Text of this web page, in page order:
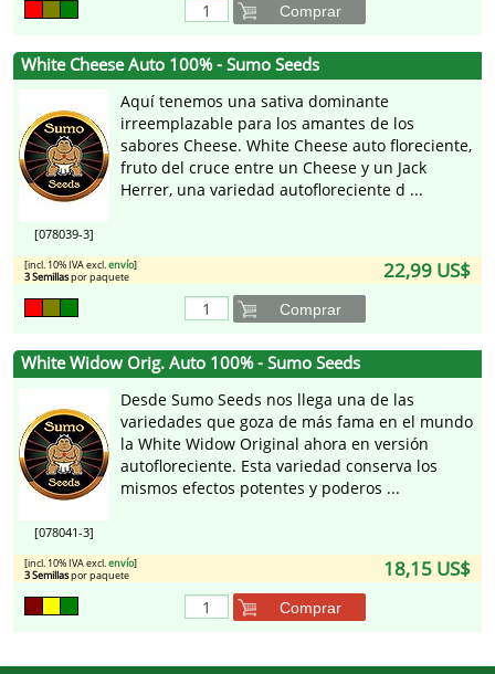
Comprar
White Cheese Auto 100% - Sumo Seeds
[078039-3]
Aquí tenemos una sativa dominante
irreemplazable para los amantes de los
sabores Cheese. White Cheese auto floreciente,
fruto del cruce entre un Cheese y un Jack
Herrer, una variedad autofloreciente d ...
22,99 US$
[incl. 10% IVA excl.envío]
3 Semillaspor paquete
Comprar
White Widow Orig. Auto 100% - Sumo Seeds
[078041-3]
Desde Sumo Seeds nos llega una de las
variedades que goza de más fama en el mundo
la White Widow Original ahora en versión
autofloreciente. Esta variedad conserva los
mismos efectos potentes y poderos ...
18,15 US$
[incl. 10% IVA excl.envío]
3 Semillaspor paquete
Comprar